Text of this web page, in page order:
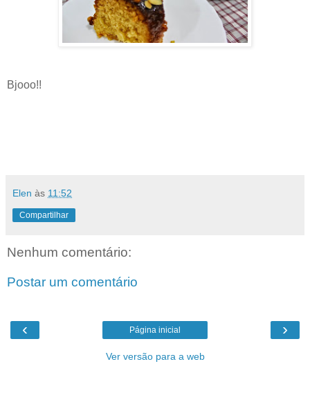
Bjooo!!
Elen às 11:52
Compartilhar
Nenhum comentário:
Postar um comentário
‹ ›
Página inicial
Ver versão para a web